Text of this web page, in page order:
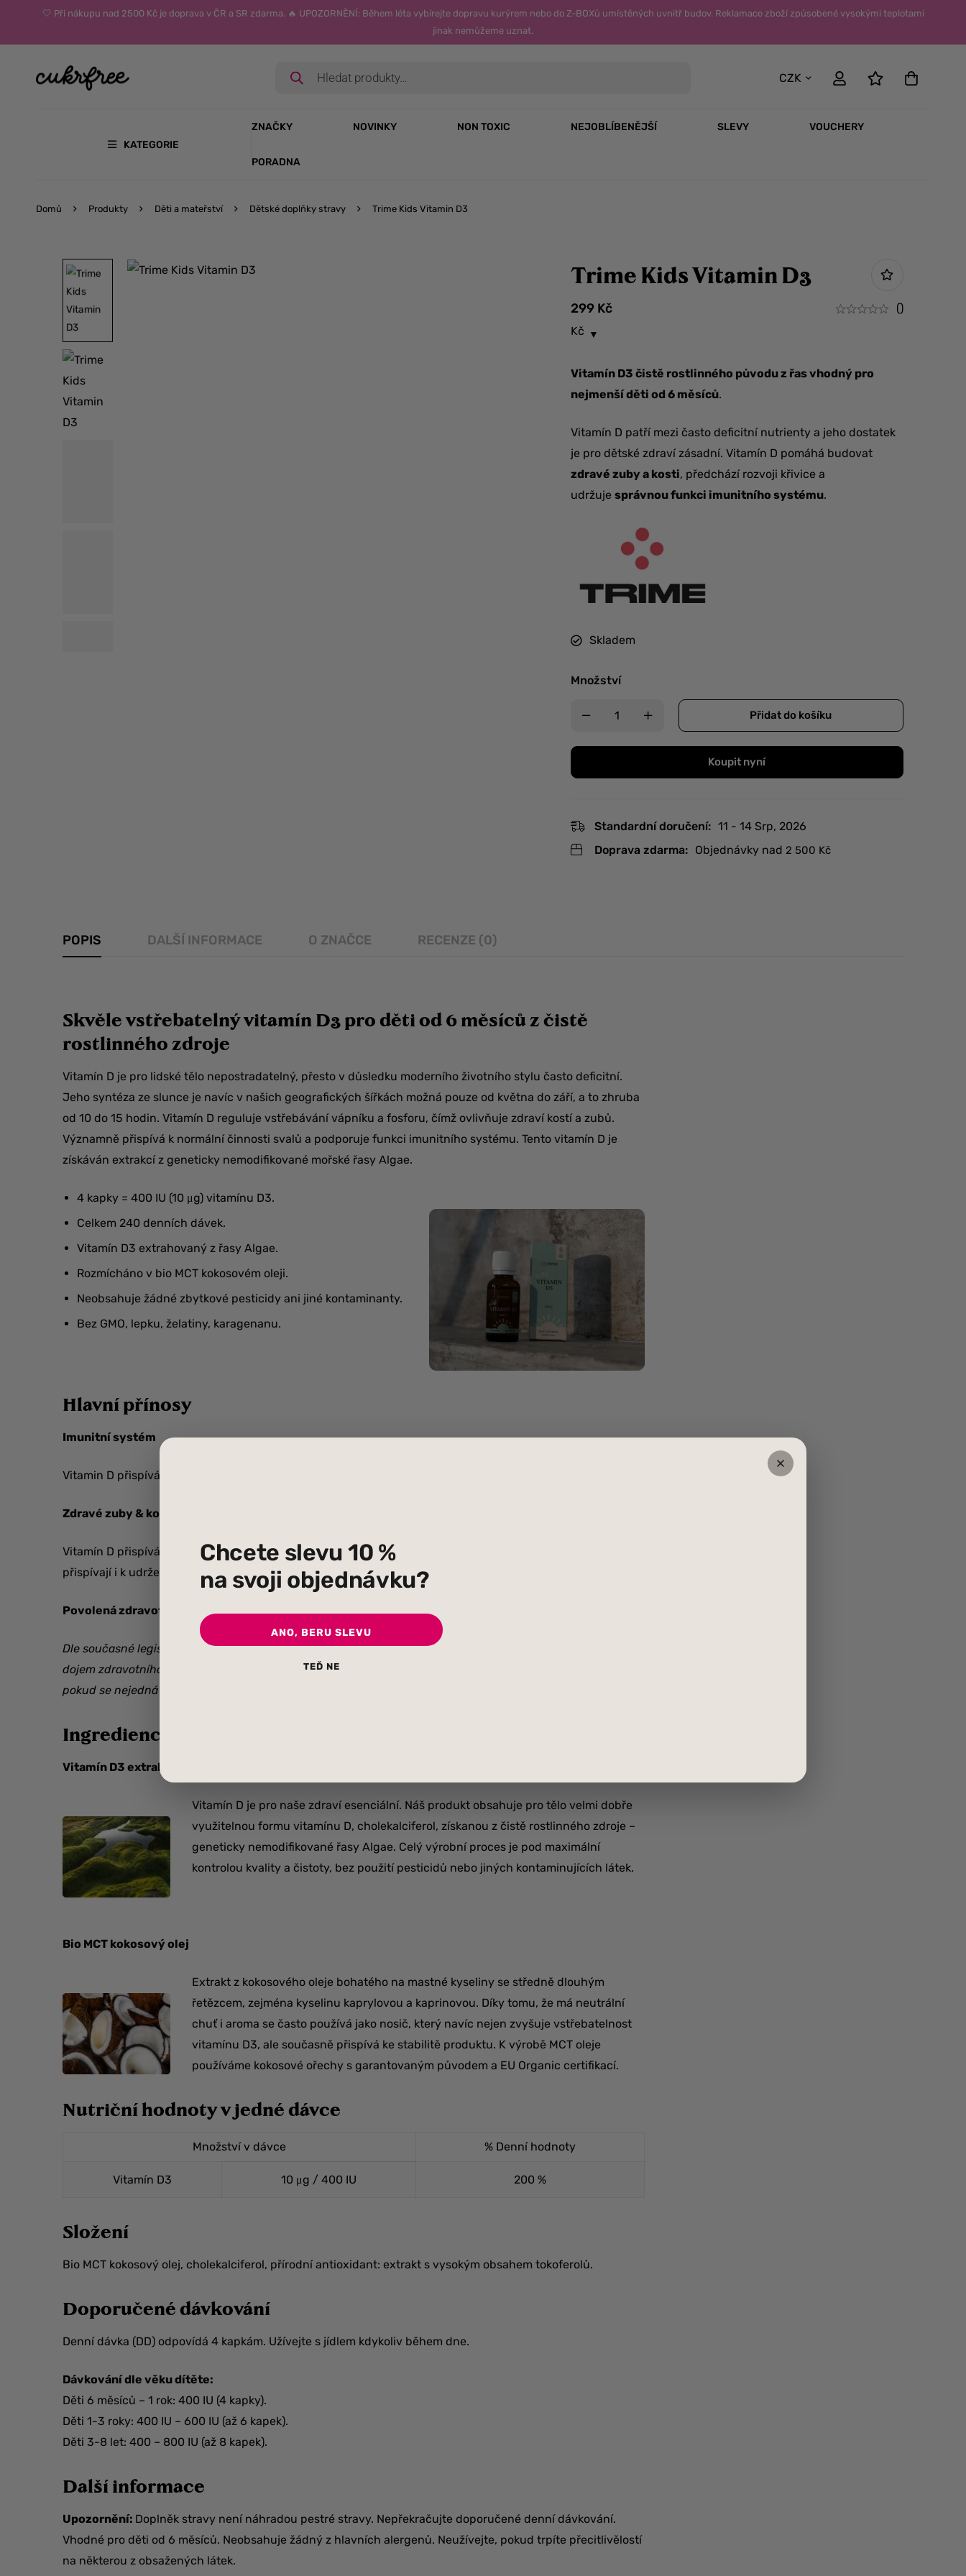
🤍 Při nákupu nad 2500 Kč je doprava v ČR a SR zdarma. 🔥 UPOZORNĚNÍ: Během léta vybírejte dopravu kurýrem nebo do Z-BOXů umístěných uvnitř budov. Reklamace zboží způsobené vysokými teplotami
jinak nemůžeme uznat.
CZK
KATEGORIE
ZNAČKY NOVINKY NON TOXIC NEJOBLÍBENĚJŠÍ SLEVY VOUCHERY
PORADNA
Domů Produkty Děti a mateřství Dětské doplňky stravy Trime Kids Vitamin D3
Trime Kids Vitamin D3
299 Kč
()
Kč
Vitamín D3 čistě rostlinného původu z řas vhodný pro
nejmenší děti od 6 měsíců.
Vitamín D patří mezi často deficitní nutrienty a jeho dostatek
je pro dětské zdraví zásadní. Vitamín D pomáhá budovat
zdravé zuby a kosti, předchází rozvoji křivice a
udržuje správnou funkci imunitního systému.
Skladem
Množství
Přidat do košíku
Koupit nyní
Standardní doručení: 11 - 14 Srp, 2026
Doprava zdarma: Objednávky nad 2 500 Kč
POPIS DALŠÍ INFORMACE O ZNAČCE RECENZE (0)
Skvěle vstřebatelný vitamín D3 pro děti od 6 měsíců z čistě
rostlinného zdroje
Vitamín D je pro lidské tělo nepostradatelný, přesto v důsledku moderního životního stylu často deficitní.
Jeho syntéza ze slunce je navíc v našich geografických šířkách možná pouze od května do září, a to zhruba
od 10 do 15 hodin. Vitamín D reguluje vstřebávání vápníku a fosforu, čímž ovlivňuje zdraví kostí a zubů.
Významně přispívá k normální činnosti svalů a podporuje funkci imunitního systému. Tento vitamín D je
získáván extrakcí z geneticky nemodifikované mořské řasy Algae.
4 kapky = 400 IU (10 μg) vitamínu D3.
Celkem 240 denních dávek.
Vitamín D3 extrahovaný z řasy Algae.
Rozmícháno v bio MCT kokosovém oleji.
Neobsahuje žádné zbytkové pesticidy ani jiné kontaminanty.
Bez GMO, lepku, želatiny, karagenanu.
Hlavní přínosy
Imunitní systém
Vitamin D přispívá k udržení zdravého imunitního systému.
Zdravé zuby & kosti & svaly
Vitamín D přispívá k udržení normální činnosti svalů, normální funkci zubů a společně s vitamínem K2 potom
přispívají i k udržení normálního stavu kostí.
Povolená zdravotní tvrzení dle platných nařízení EU:
Dle současné legislativy EU nejsme oprávněni uvádět podrobnější informace, které by v nás mohly vzbudit
dojem zdravotního, nebo léčebného účinku. Nesmíme již uvádět ani vědeckými výzkumy prokázané účinky,
pokud se nejedná o farmaceutickou firmou registrovaný lék.
Ingredience
Vitamín D3 extrahovaný z mořských řas
Vitamín D je pro naše zdraví esenciální. Náš produkt obsahuje pro tělo velmi dobře
využitelnou formu vitamínu D, cholekalciferol, získanou z čistě rostlinného zdroje –
geneticky nemodifikované řasy Algae. Celý výrobní proces je pod maximální
kontrolou kvality a čistoty, bez použití pesticidů nebo jiných kontaminujících látek.
Bio MCT kokosový olej
Extrakt z kokosového oleje bohatého na mastné kyseliny se středně dlouhým
řetězcem, zejména kyselinu kaprylovou a kaprinovou. Díky tomu, že má neutrální
chuť i aroma se často používá jako nosič, který navíc nejen zvyšuje vstřebatelnost
vitamínu D3, ale současně přispívá ke stabilitě produktu. K výrobě MCT oleje
používáme kokosové ořechy s garantovaným původem a EU Organic certifikací.
Nutriční hodnoty v jedné dávce
Množství v dávce % Denní hodnoty
Vitamín D3 10 μg / 400 IU 200 %
Složení
Bio MCT kokosový olej, cholekalciferol, přírodní antioxidant: extrakt s vysokým obsahem tokoferolů.
Doporučené dávkování
Denní dávka (DD) odpovídá 4 kapkám. Užívejte s jídlem kdykoliv během dne.
Dávkování dle věku dítěte:
Děti 6 měsíců – 1 rok: 400 IU (4 kapky).
Děti 1-3 roky: 400 IU – 600 IU (až 6 kapek).
Děti 3-8 let: 400 – 800 IU (až 8 kapek).
Další informace
Upozornění: Doplněk stravy není náhradou pestré stravy. Nepřekračujte doporučené denní dávkování.
Vhodné pro děti od 6 měsíců. Neobsahuje žádný z hlavních alergenů. Neužívejte, pokud trpíte přecitlivělostí
na některou z obsažených látek.
Chcete slevu 10 %
na svoji objednávku?
ANO, BERU SLEVU
TEĎ NE